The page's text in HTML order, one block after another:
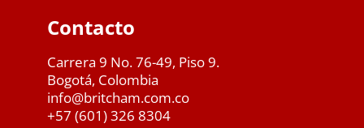
Contacto
Carrera 9 No. 76-49, Piso 9.
Bogotá, Colombia
info@britcham.com.co
+57 (601) 326 8304